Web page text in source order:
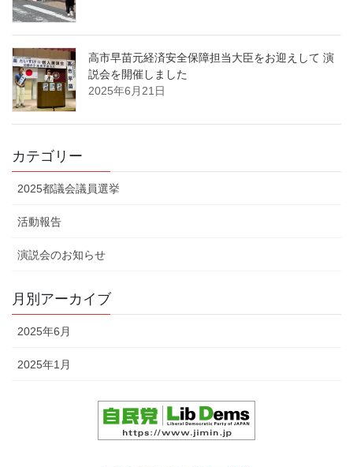
高市早苗元経済安全保障担当大臣をお迎えして 演
説会を開催しました
2025年6月21日
カテゴリー
2025都議会議員選挙
活動報告
演説会のお知らせ
月別アーカイブ
2025年6月
2025年1月